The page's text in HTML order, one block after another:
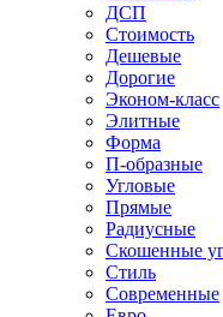
ДСП
Стоимость
Дешевые
Дорогие
Эконом-класс
Элитные
Форма
П-образные
Угловые
Прямые
Радиусные
Скошенные
Стиль
Современные